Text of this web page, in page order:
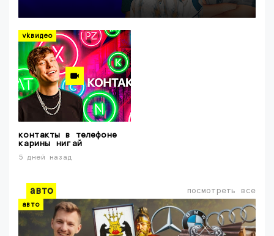
vkвидео
контакты в телефоне
карины нигай
5 дней назад
авто посмотреть все
авто